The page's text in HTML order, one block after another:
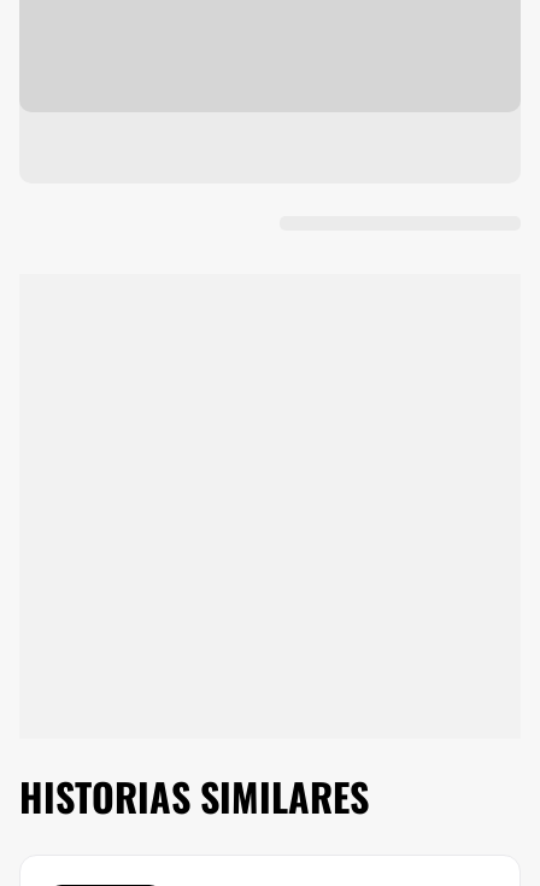
HISTORIAS SIMILARES